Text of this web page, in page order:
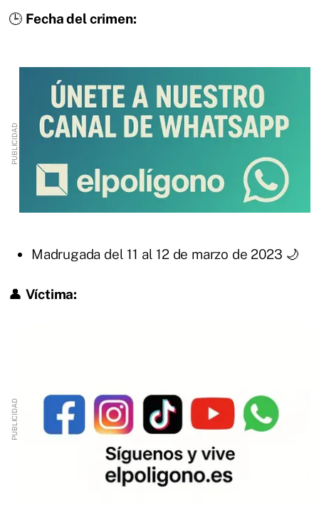
🕒 Fecha del crimen:
Madrugada del 11 al 12 de marzo de 2023 🌙
👤 Víctima: